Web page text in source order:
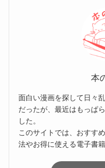
本
面白い漫画を探して日々
だったが、最近はもっぱ
した。
このサイトでは、おすす
法やお得に使える電子書